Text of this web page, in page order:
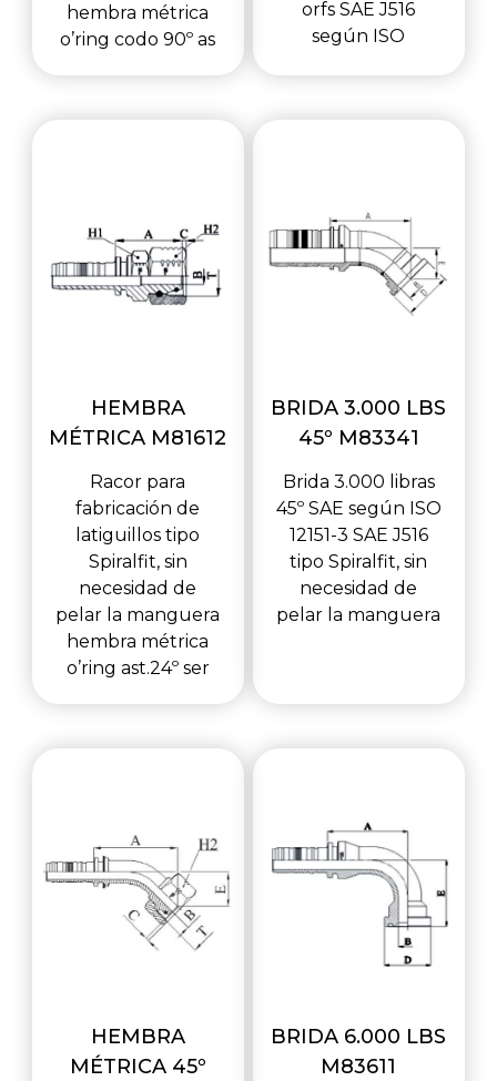
hembra métrica
o’ring codo 90º as
orfs SAE J516
según ISO
HEMBRA
MÉTRICA M81612
Racor para
fabricación de
latiguillos tipo
Spiralfit, sin
necesidad de
pelar la manguera
hembra métrica
o’ring ast.24º ser
BRIDA 3.000 LBS
45º M83341
Brida 3.000 libras
45º SAE según ISO
12151-3 SAE J516
tipo Spiralfit, sin
necesidad de
pelar la manguera
HEMBRA
MÉTRICA 45º
BRIDA 6.000 LBS
M83611